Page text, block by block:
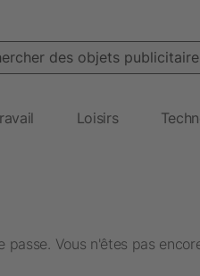
des objets publicitaires
Loisirs
Vous n'êtes pas